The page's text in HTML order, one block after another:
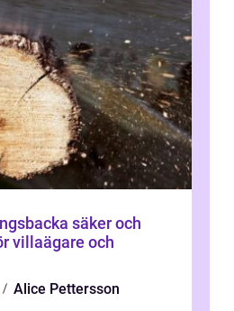
säker och
villaägare och
Alice Pettersson